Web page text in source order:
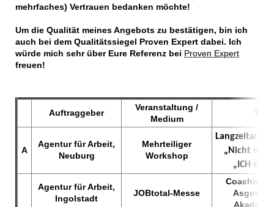
mehrfaches) Vertrauen bedanken möchte!
Um die Qualität meines Angebots zu bestätigen, bin ich
auch bei dem Qualitätssiegel Proven Expert dabei. Ich
würde mich sehr über Eure Referenz bei Proven Expert
freuen!
Auftraggeber
Veranstaltung /
Medium
A
Agentur für Arbeit,
Neuburg
Mehrteiliger
Workshop
„Nicht mit
„ICH
Agentur für Arbeit,
Ingolstadt
JOBtotal-Messe
Coaching-